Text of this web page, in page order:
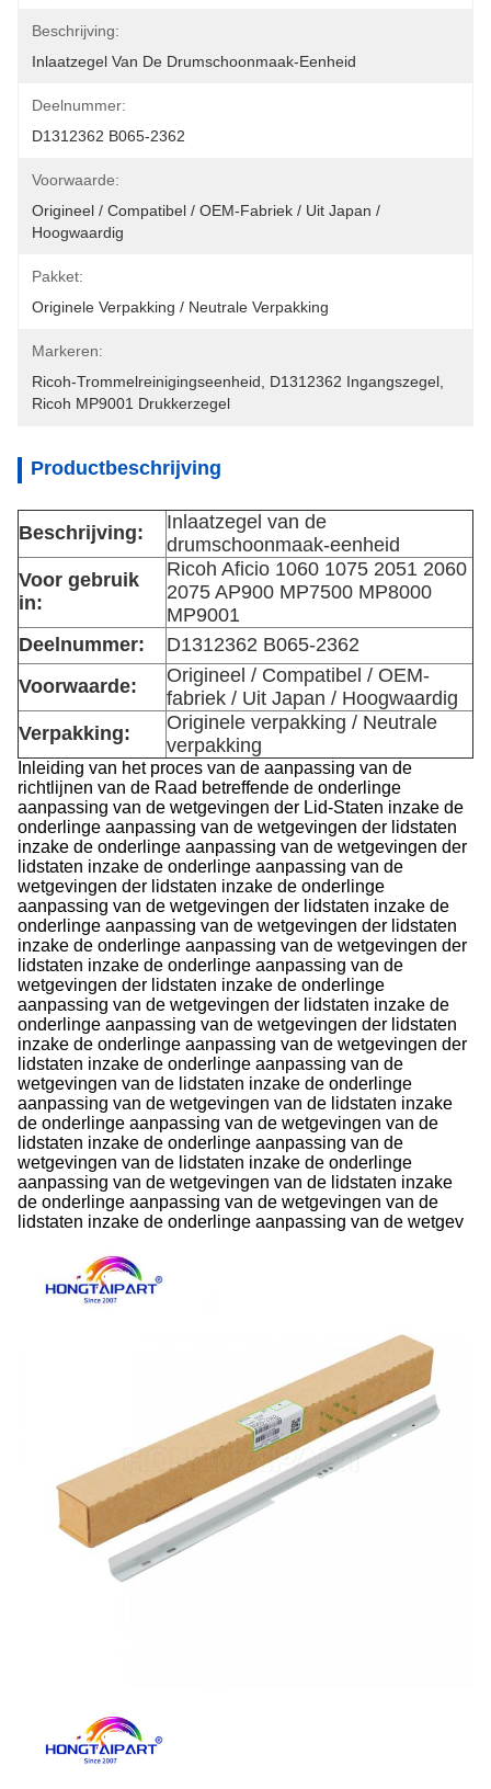
Beschrijving:
Inlaatzegel Van De Drumschoonmaak-Eenheid
Deelnummer:
D1312362 B065-2362
Voorwaarde:
Origineel / Compatibel / OEM-Fabriek / Uit Japan /
Hoogwaardig
Pakket:
Originele Verpakking / Neutrale Verpakking
Markeren:
Ricoh-Trommelreinigingseenheid
D1312362 Ingangszegel
Ricoh MP9001 Drukkerzegel
Productbeschrijving
Beschrijving:
Inlaatzegel van de
drumschoonmaak-eenheid
Voor gebruik
in:
Ricoh Aficio 1060 1075 2051 2060
2075 AP900 MP7500 MP8000
MP9001
Deelnummer:
D1312362 B065-2362
Voorwaarde:
Origineel / Compatibel / OEM-
fabriek / Uit Japan / Hoogwaardig
Verpakking:
Originele verpakking / Neutrale
verpakking
Inleiding van het proces van de aanpassing van de
richtlijnen van de Raad betreffende de onderlinge
aanpassing van de wetgevingen der Lid-Staten inzake de
onderlinge aanpassing van de wetgevingen der lidstaten
inzake de onderlinge aanpassing van de wetgevingen der
lidstaten inzake de onderlinge aanpassing van de
wetgevingen der lidstaten inzake de onderlinge
aanpassing van de wetgevingen der lidstaten inzake de
onderlinge aanpassing van de wetgevingen der lidstaten
inzake de onderlinge aanpassing van de wetgevingen der
lidstaten inzake de onderlinge aanpassing van de
wetgevingen der lidstaten inzake de onderlinge
aanpassing van de wetgevingen der lidstaten inzake de
onderlinge aanpassing van de wetgevingen der lidstaten
inzake de onderlinge aanpassing van de wetgevingen der
lidstaten inzake de onderlinge aanpassing van de
wetgevingen van de lidstaten inzake de onderlinge
aanpassing van de wetgevingen van de lidstaten inzake
de onderlinge aanpassing van de wetgevingen van de
lidstaten inzake de onderlinge aanpassing van de
wetgevingen van de lidstaten inzake de onderlinge
aanpassing van de wetgevingen van de lidstaten inzake
de onderlinge aanpassing van de wetgevingen van de
lidstaten inzake de onderlinge aanpassing van de wetgev